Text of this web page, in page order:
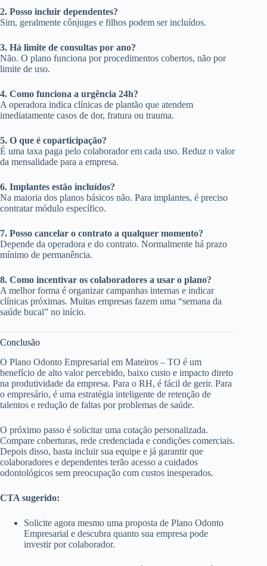
2. Posso incluir dependentes?
Sim, geralmente cônjuges e filhos podem ser incluídos.
3. Há limite de consultas por ano?
Não. O plano funciona por procedimentos cobertos, não por
limite de uso.
4. Como funciona a urgência 24h?
A operadora indica clínicas de plantão que atendem
imediatamente casos de dor, fratura ou trauma.
5. O que é coparticipação?
É uma taxa paga pelo colaborador em cada uso. Reduz o valor
da mensalidade para a empresa.
6. Implantes estão incluídos?
Na maioria dos planos básicos não. Para implantes, é preciso
contratar módulo específico.
7. Posso cancelar o contrato a qualquer momento?
Depende da operadora e do contrato. Normalmente há prazo
mínimo de permanência.
8. Como incentivar os colaboradores a usar o plano?
A melhor forma é organizar campanhas internas e indicar
clínicas próximas. Muitas empresas fazem uma “semana da
saúde bucal” no início.
Conclusão
O Plano Odonto Empresarial em Mateiros – TO é um
benefício de alto valor percebido, baixo custo e impacto direto
na produtividade da empresa. Para o RH, é fácil de gerir. Para
o empresário, é uma estratégia inteligente de retenção de
talentos e redução de faltas por problemas de saúde.
O próximo passo é solicitar uma cotação personalizada.
Compare coberturas, rede credenciada e condições comerciais.
Depois disso, basta incluir sua equipe e já garantir que
colaboradores e dependentes terão acesso a cuidados
odontológicos sem preocupação com custos inesperados.
CTA sugerido:
Solicite agora mesmo uma proposta de Plano Odonto
Empresarial e descubra quanto sua empresa pode
investir por colaborador.